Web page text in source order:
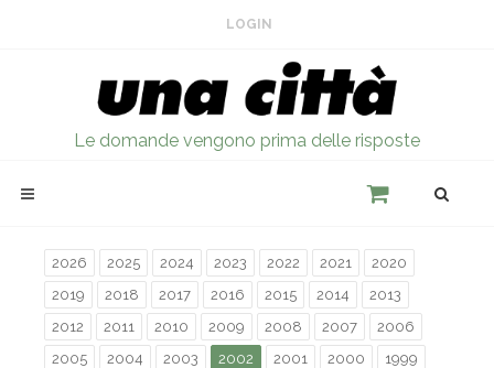
LOGIN
Le domande vengono prima delle risposte
2026 2025 2024 2023 2022 2021
2020
2019
2018 2017 2016 2015 2014
2013
2012
2011 2010 2009 2008 2007
2006
2005
2004 2003 2002 2001 2000
1999